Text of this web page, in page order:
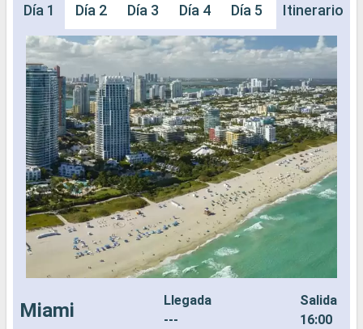
Día 1 Día 2 Día 3 Día 4 Día 5 Itinerario
Miami
Llegada
---
Salida
16:00